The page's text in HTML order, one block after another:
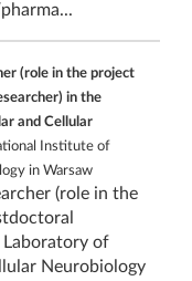
(role in the project
in the
and Cellular
Institute of
in Warsaw
(role in the
Laboratory of
Neurobiology